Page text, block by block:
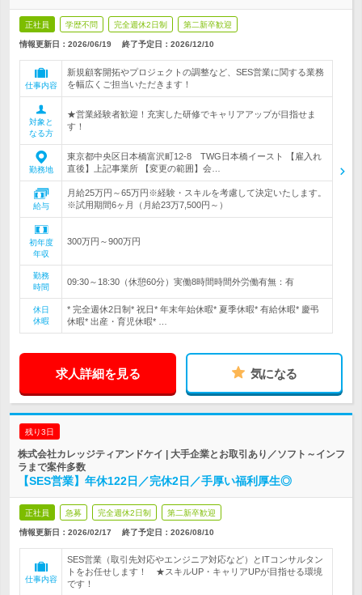
正社員 学歴不問 完全週休2日制 第二新卒歓迎
情報更新日：2026/06/19 終了予定日： 2026/12/10
仕事内容
新規顧客開拓やプロジェクトの調整など、SES営業に関する業務
を幅広くご担当いただきます！
対象と
なる方
★営業経験者歓迎！充実した研修でキャリアアップが目指せま
す！
勤務地
東京都中央区日本橋富沢町12-8 TWG日本橋イースト 【雇入れ
直後】上記事業所 【変更の範囲】会…
給与
月給25万円～65万円※経験・スキルを考慮して決定いたします。
※試用期間6ヶ月（月給23万7,500円～）
初年度
年収
300万円～900万円
勤務
時間
09:30～18:30（休憩60分）実働8時間時間外労働有無：有
休日
休暇
* 完全週休2日制* 祝日* 年末年始休暇* 夏季休暇* 有給休暇* 慶弔
休暇* 出産・育児休暇* …
求人詳細を見る 気になる
残り3日
株式会社カレッジティアンドケイ | 大手企業とお取引あり／ソフト～インフ
ラまで案件多数
【SES営業】年休122日／完休2日／手厚い福利厚生◎
正社員 急募 完全週休2日制 第二新卒歓迎
情報更新日：2026/02/17 終了予定日： 2026/08/10
仕事内容
SES営業（取引先対応やエンジニア対応など）とITコンサルタン
トをお任せします！ ★スキルUP・キャリアUPが目指せる環境
です！